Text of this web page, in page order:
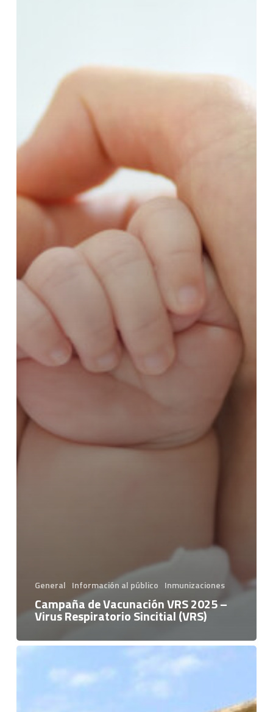
General Información al público Inmunizaciones
Campaña de Vacunación VRS 2025 –
Virus Respiratorio Sincitial (VRS)